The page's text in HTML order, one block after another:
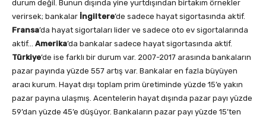
durum değil. Bunun dışında yine yurtdışından birtakım örnekler
verirsek; bankalar İngiltere’de sadece hayat sigortasında aktif.
Fransa’da hayat sigortaları lider ve sadece oto ev sigortalarında
aktif… Amerika’da bankalar sadece hayat sigortasında aktif.
Türkiye’de ise farklı bir durum var. 2007-2017 arasında bankaların
pazar payında yüzde 557 artış var. Bankalar en fazla büyüyen
aracı kurum. Hayat dışı toplam prim üretiminde yüzde 15’e yakın
pazar payına ulaşmış. Acentelerin hayat dışında pazar payı yüzde
59’dan yüzde 45’e düşüyor. Bankaların pazar payı yüzde 15’ten